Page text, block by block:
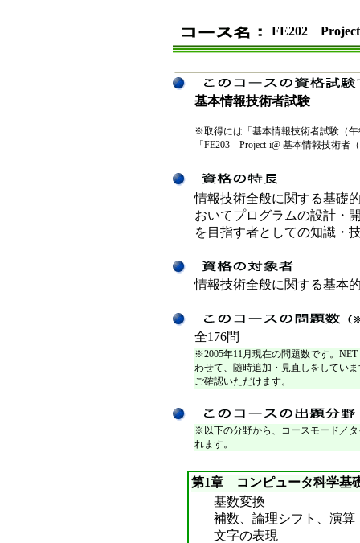
FE202
基本情報技術者試験
※取得には「基本情報技術者試験（
「FE203 Project-i@ 基本情報技術者
情報技術全般に関する基礎
おいてプログラムの設計・
を目指す者としての知識・
情報技術全般に関する基本
全176問
※2005年11月現在の問題数です。
わせて、随時追加・見直しをしてい
ご確認いただけます。
※以下の分野から、コースモード／
れます。
第1章 コンピュータ科学基
基数変換
補数、論理シフト、演算
文字の表現